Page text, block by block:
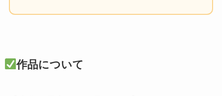
作品について